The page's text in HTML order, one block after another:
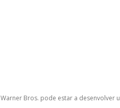
Warner Bros. pode estar a desenvolver